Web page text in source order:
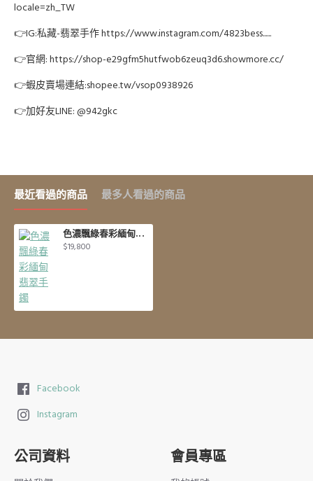
locale=zh_TW
👉IG:私藏-翡翠手作 https://www.instagram.com/4823bess......
👉官網: https://shop-e29gfm5hutfwob6zeuq3d6.showmore.cc/
👉蝦皮賣場連結:shopee.tw/vsop0938926
👉加好友LINE: @942gkc
最近看過的商品 最多人看過的商品
色濃飄綠春彩緬甸翡翠手鐲
$19,800
Facebook
Instagram
公司資料 會員專區